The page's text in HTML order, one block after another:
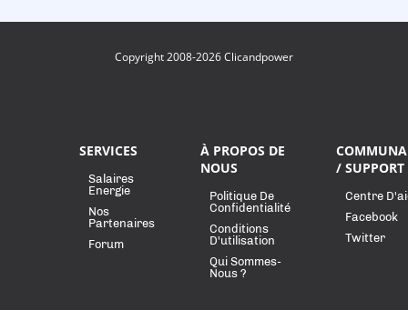
Copyright 2008-2026 Clicandpower
SERVICES
Salaires
Energie
Nos
Partenaires
Forum
À PROPOS DE
NOUS
Politique De
Confidentialité
Conditions
D'utilisation
Qui Sommes-
Nous ?
/ SUPPORT
Centre
Facebook
Twitter